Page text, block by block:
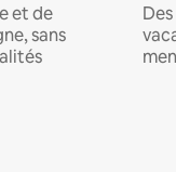
et de
sans